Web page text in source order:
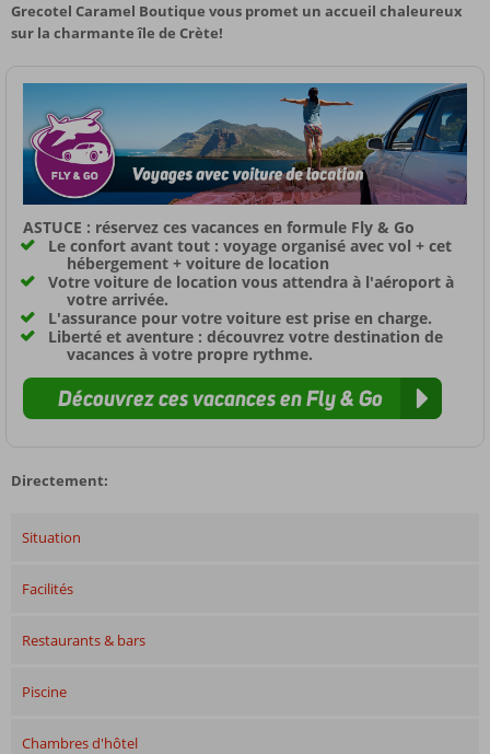
Grecotel Caramel Boutique vous promet un accueil chaleureux
sur la charmante île de Crète!
ASTUCE : réservez ces vacances en formule Fly & Go
Le confort avant tout : voyage organisé avec vol + cet
hébergement + voiture de location
Votre voiture de location vous attendra à l'aéroport à
votre arrivée.
L'assurance pour votre voiture est prise en charge.
Liberté et aventure : découvrez votre destination de
vacances à votre propre rythme.
Découvrez ces vacances en Fly & Go
Directement:
Situation
Facilités
Restaurants & bars
Piscine
Chambres d'hôtel